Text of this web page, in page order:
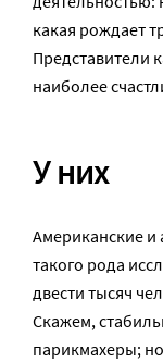
какая рождает
Представители
наиболее
У них
Американские и
такого рода
двести тысяч
Скажем,
парикмахеры;